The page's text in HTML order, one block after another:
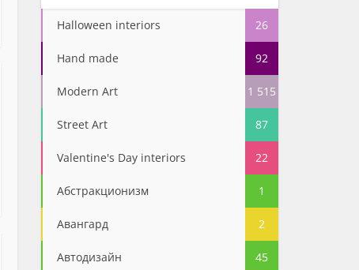
Halloween interiors 26
Hand made 92
Modern Art 1 515
Street Art 87
Valentine's Day interiors 22
Абстракционизм 1
Авангард 2
Автодизайн 45